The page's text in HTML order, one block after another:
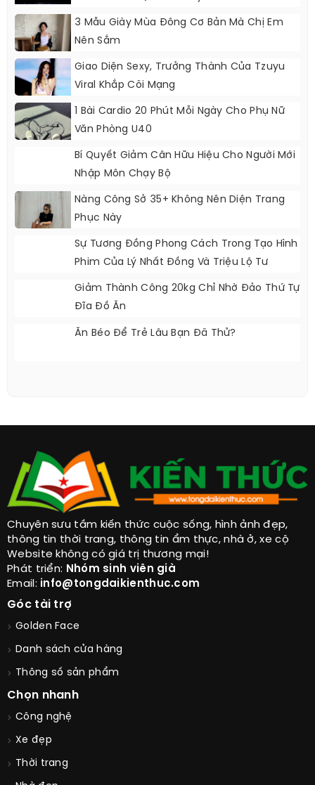
3 Mẫu Giày Mùa Đông Cơ Bản Mà Chị Em
Nên Sắm
Giao Diện Sexy, Trưởng Thành Của Tzuyu
Viral Khắp Cõi Mạng
1 Bài Cardio 20 Phút Mỗi Ngày Cho Phụ Nữ
Văn Phòng U40
Bí Quyết Giảm Cân Hữu Hiệu Cho Người Mới
Nhập Môn Chạy Bộ
Nàng Công Sở 35+ Không Nên Diện Trang
Phục Này
Sự Tương Đồng Phong Cách Trong Tạo Hình
Phim Của Lý Nhất Đồng Và Triệu Lộ Tư
Giảm Thành Công 20kg Chỉ Nhờ Đảo Thứ Tự
Đĩa Đồ Ăn
Ăn Béo Để Trẻ Lâu Bạn Đã Thử?
Chuyên sưu tầm kiến thức cuộc sống, hình ảnh đẹp,
thông tin thời trang, thông tin ẩm thực, nhà ở, xe cộ
Website không có giá trị thương mại!
Phát triển: Nhóm sinh viên già
Email: info@tongdaikienthuc.com
Góc tài trợ
Golden Face
Danh sách cửa hàng
Thông số sản phẩm
Chọn nhanh
Công nghệ
Xe đẹp
Thời trang